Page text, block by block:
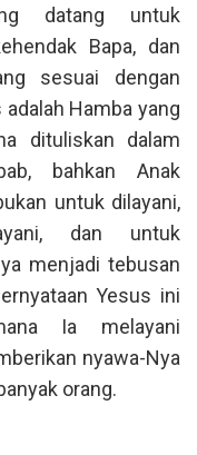
datang untuk
Bapa, dan
sesuai dengan
Hamba yang
dituliskan dalam
bahkan Anak
untuk dilayani,
dan untuk
menjadi tebusan
Yesus ini
Ia melayani
nyawa-Nya
orang.